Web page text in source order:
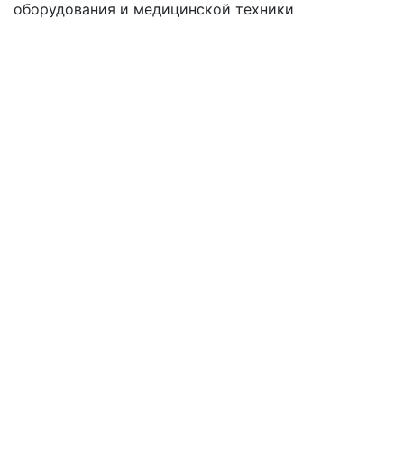
оборудования и медицинской техники